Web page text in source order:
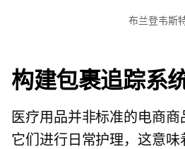
布兰登韦斯
构建包裹追踪系
医疗用品并非标准的电商
它们进行日常护理，这意味